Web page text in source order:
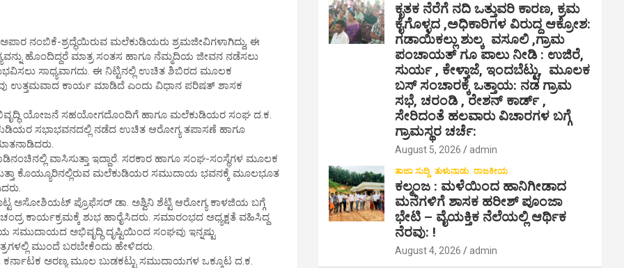
ನಂಬಿಕೆ-ಶ್ರದ್ಧೆಯಿರುವ ಮಲೆಕುಡಿಯರು ಶ್ರಮಜೀವಿಗಳಾಗಿದ್ದು, ಈ
ಹೊಂದಿದ್ದರೆ ಮಾತ್ರ ಸಂತಸ ಹಾಗೂ ನೆಮ್ಮದಿಯ ಜೀವನ ನಡೆಸಲು
ಸಾಧ್ಯವಾಗದು. ಈ ನಿಟ್ಟಿನಲ್ಲಿ ಉಚಿತ ಶಿಬಿರದ ಮೂಲಕ
ಉತ್ತಮವಾದ ಕಾರ್ಯ ಮಾಡಿದೆ ಎಂದು ವಿಧಾನ ಪರಿಷತ್ ಶಾಸಕ
ಯೋಜನೆ ಸಹಯೋಗದೊಂದಿಗೆ ಹಾಗೂ ಮಲೆಕುಡಿಯರ ಸಂಘ ದ.ಕ.
ಸಭಾಭವನದಲ್ಲಿ ನಡೆದ ಉಚಿತ ಆರೋಗ್ಯ ತಪಾಸಣೆ ಹಾಗೂ
ವಾಸಿಸುತ್ತಾ ಇದ್ದಾರೆ. ಸರಕಾರ ಹಾಗೂ ಸಂಘ-ಸಂಸ್ಥೆಗಳ ಮೂಲಕ
ಕೊಯ್ಯೂರಿನಲ್ಲಿರುವ ಮಲೆಕುಡಿಯರ ಸಮುದಾಯ ಭವನಕ್ಕೆ ಮೂಲಭೂತ
ಅಸೋಶಿಯಟ್ ಪ್ರೊಫೆಸರ್ ಡಾ. ಅಶ್ವಿನಿ ಶೆಟ್ಟಿ ಆರೋಗ್ಯ ಕಾಳಜಿಯ ಬಗ್ಗೆ
ಕಾರ್ಯಕ್ರಮಕ್ಕೆ ಶುಭ ಹಾರೈಸಿದರು. ಸಮಾರಂಭದ ಅಧ್ಯಕ್ಷತೆ ವಹಿಸಿದ್ದ
ಅಭಿವೃದ್ಧಿ ದೃಷ್ಟಿಯಿಂದ ಸಂಘವು ಇನ್ನಷ್ಟು
ಮುಂದೆ ಬರಬೇಕೆಂದು ಹೇಳಿದರು.
ಅರಣ್ಯ ಮೂಲ ಬುಡಕಟ್ಟು ಸಮುದಾಯಗಳ ಒಕ್ಕೂಟ ದ.ಕ.
ಕೃತಕ ನೆರೆಗೆ ನದಿ ಒತ್ತುವರಿ ಕಾರಣ, ಕ್ರಮ
ಕೈಗೊಳ್ಳದ ,ಅಧಿಕಾರಿಗಳ ವಿರುದ್ದ ಆಕ್ರೋಶ:
ಗಡಾಯಿಕಲ್ಲು ಶುಲ್ಕ ವಸೂಲಿ ,ಗ್ರಾಮ
ಪಂಚಾಯತ್ ಗೂ ಪಾಲು ನೀಡಿ : ಉಜಿರೆ,
ಸುರ್ಯ , ಕೇಳ್ತಾಜೆ, ಇಂದಬೆಟ್ಟು, ಮೂಲಕ
ಬಸ್ ಸಂಚಾರಕ್ಕೆ ಒತ್ತಾಯ: ನಡ ಗ್ರಾಮ
ಸಭೆ, ಚರಂಡಿ , ರೇಶನ್ ಕಾರ್ಡ್ ,
ಸೇರಿದಂತೆ ಹಲವಾರು ವಿಚಾರಗಳ ಬಗ್ಗೆ
ಗ್ರಾಮಸ್ಥರ ಚರ್ಚೆ:
August 5, 2026 admin
ತಾಜಾ ಸುದ್ದಿ ತುಳುನಾಡು ರಾಜಕೀಯ
ಕಲ್ಮಂಜ : ಮಳೆಯಿಂದ ಹಾನಿಗೀಡಾದ
ಮನೆಗಳಿಗೆ ಶಾಸಕ ಹರೀಶ್ ಪೂಂಜಾ
ಭೇಟಿ – ವೈಯಕ್ತಿಕ ನೆಲೆಯಲ್ಲಿ ಆರ್ಥಿಕ‌
ನೆರವು: !
August 4, 2026 admin